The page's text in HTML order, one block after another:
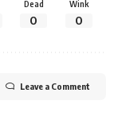
Dead
0
Wink
0
Leave a Comment